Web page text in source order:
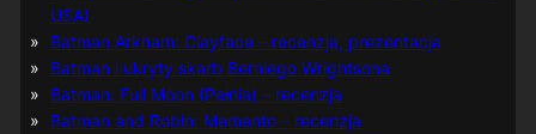
USA)
Batman Arkham: Clayface – recenzja, prezentacja
Batman i ukryty skarb Berniego Wrightsona
Batman: Full Moon (Pełnia) – recenzja
Batman and Robin: Memento – recenzja